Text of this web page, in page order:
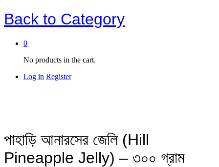
Back to Category
0
No products in the cart.
Log in Register
পাহাড়ি আনারসের জেলি (Hill
Pineapple Jelly) – ৩০০ গ্রাম